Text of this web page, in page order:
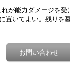
能力ダメージを受
置いてよい。残りを